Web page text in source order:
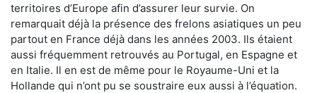
territoires d’Europe afin d’assurer leur survie. On
remarquait déjà la présence des frelons asiatiques un peu
partout en France déjà dans les années 2003. Ils étaient
aussi fréquemment retrouvés au Portugal, en Espagne et
en Italie. Il en est de même pour le Royaume-Uni et la
Hollande qui n’ont pu se soustraire eux aussi à l’équation.